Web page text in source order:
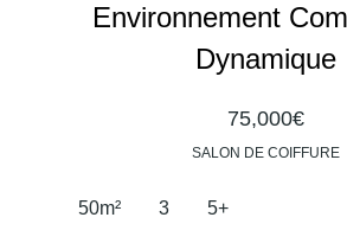
Environnement
Dynamique
75,000€
SALON DE COIFFURE
50m² 3 5+